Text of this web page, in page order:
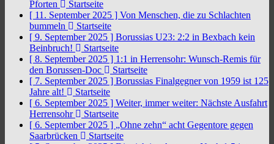
Pforten
Startseite
[ 11. September 2025 ] Von Menschen, die zu Schlachten
bummeln
Startseite
[ 9. September 2025 ] Borussias U23: 2:2 in Bexbach kein
Beinbruch!
Startseite
[ 8. September 2025 ] 1:1 in Herrensohr: Wunsch-Remis für
den Borussen-Doc
Startseite
[ 7. September 2025 ] Borussias Finalgegner von 1959 ist 125
Jahre alt!
Startseite
[ 6. September 2025 ] Weiter, immer weiter: Nächste Ausfahrt
Herrensohr
Startseite
[ 6. September 2025 ] „Ohne zehn“ acht Gegentore gegen
Saarbrücken
Startseite